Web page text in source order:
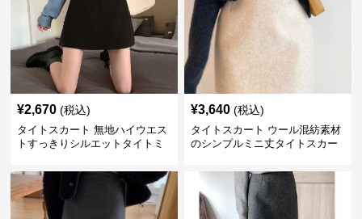
¥2,670 (税込)
タイトスカート 無地ハイウエス
トすっきりシルエットタイトミ
¥3,640 (税込)
タイトスカート ウール混紡素材
のシンプルミニ丈タイトスカー